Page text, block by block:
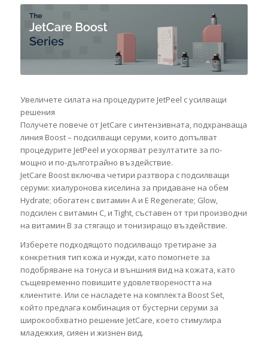
Увеличете силата на процедурите JetPeel с усилващи
решения
Получете повече от JetCare с интензивната, подхранваща
линия Boost – подсилващи серуми, които допълват
процедурите JetPeel и ускоряват резултатите за по-
мощно и по-дълготрайно въздействие.
JetCare Boost включва четири разтвора с подсилващи
серуми: хиалуронова киселина за придаване на обем
Hydrate; обогатен с витамин А и Е Regenerate; Glow,
подсилен с витамин С, и Tight, съставен от три производни
на витамин В за стягащо и тонизиращо въздействие.
Изберете подходящото подсилващо третиране за
конкретния тип кожа и нужди, като помогнете за
подобряване на тонуса и външния вид на кожата, като
същевременно повишите удовлетвореността на
клиентите. Или се насладете на комплекта Boost Set,
който предлага комбинация от бустерни серуми за
широкообхватно решение JetCare, което стимулира
младежкия, сияен и жизнен вид.